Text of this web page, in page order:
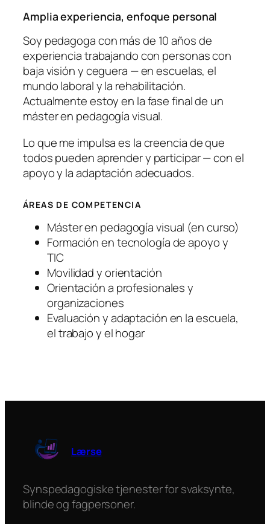
Amplia experiencia, enfoque personal
Soy pedagoga con más de 10 años de
experiencia trabajando con personas con
baja visión y ceguera — en escuelas, el
mundo laboral y la rehabilitación.
Actualmente estoy en la fase final de un
máster en pedagogía visual.
Lo que me impulsa es la creencia de que
todos pueden aprender y participar — con el
apoyo y la adaptación adecuados.
ÁREAS DE COMPETENCIA
Máster en pedagogía visual (en curso)
Formación en tecnología de apoyo y
TIC
Movilidad y orientación
Orientación a profesionales y
organizaciones
Evaluación y adaptación en la escuela,
el trabajo y el hogar
Lærse
Synspedagogiske tjenester for svaksynte,
blinde og fagpersoner.